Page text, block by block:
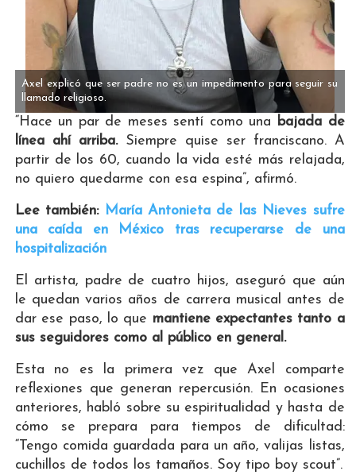
Axel explicó que ser padre no es un impedimento para seguir su
llamado religioso.
“Hace un par de meses sentí como una bajada de
línea ahí arriba.Siempre quise ser franciscano. A
partir de los 60, cuando la vida esté más relajada,
no quiero quedarme con esa espina”, afirmó.
Lee también: María Antonieta de las Nieves sufre
una caída en México tras recuperarse de una
hospitalización
El artista, padre de cuatro hijos, aseguró que aún
le quedan varios años de carrera musical antes de
dar ese paso, lo que mantiene expectantes tanto a
sus seguidores como al público en general.
Esta no es la primera vez que Axel comparte
reflexiones que generan repercusión. En ocasiones
anteriores, habló sobre su espiritualidad y hasta de
cómo se prepara para tiempos de dificultad:
“Tengo comida guardada para un año, valijas listas,
cuchillos de todos los tamaños. Soy tipo boy scout”.